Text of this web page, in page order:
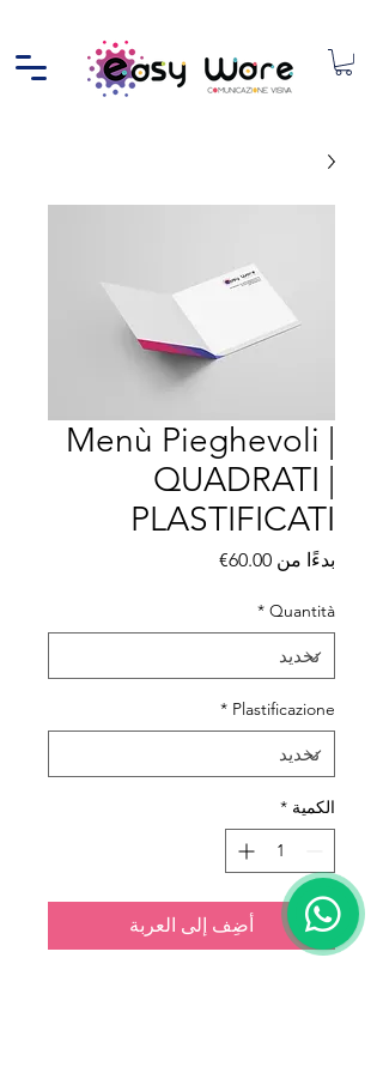
Menù Pieghevoli |
QUADRATI |
PLASTIFICATI
بدءًا من 60.00€ سعر البيع
Quantità
*
Plastificazione
*
الكمية *
أضِف إلى العربة